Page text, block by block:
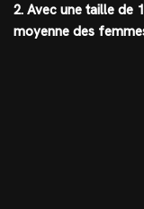
2. Avec une taille de
moyenne des